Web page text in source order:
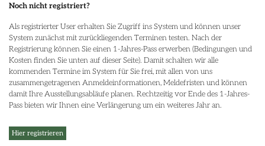
Noch nicht registriert?
Als registrierter User erhalten Sie Zugriff ins System und können unser
System zunächst mit zurückliegenden Terminen testen. Nach der
Registrierung können Sie einen 1-Jahres-Pass erwerben (Bedingungen und
Kosten finden Sie unten auf dieser Seite). Damit schalten wir alle
kommenden Termine im System für Sie frei, mit allen von uns
zusammengetragenen Anmeldeinformationen, Meldefristen und können
damit Ihre Ausstellungsabläufe planen. Rechtzeitig vor Ende des 1-Jahres-
Pass bieten wir Ihnen eine Verlängerung um ein weiteres Jahr an.
Hier registrieren